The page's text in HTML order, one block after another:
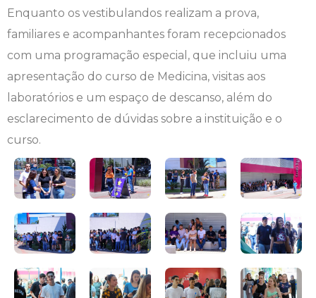
Enquanto os vestibulandos realizam a prova,
familiares e acompanhantes foram recepcionados
com uma programação especial, que incluiu uma
apresentação do curso de Medicina, visitas aos
laboratórios e um espaço de descanso, além do
esclarecimento de dúvidas sobre a instituição e o
curso.
Engenharia de Software
Engenharia Elétrica
Engenharia Mecânica
Farmácia
Medicina
Medicina Veterinária
Odontologia
Ensalamento
Horário de Aulas
Manual do Acadêmico
Manual de Formatura
Minha Biblioteca
Núcleo de Apoio Psicopedagógico
Plano de Ensino
Editais
Infocampo
Intercampo
NAPP e NAPC
Portal do Egresso
Programa de Monitoria